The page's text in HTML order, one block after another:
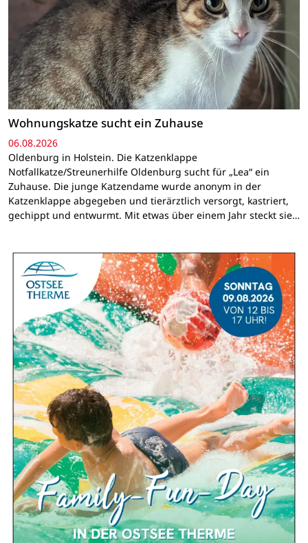
Wohnungskatze sucht ein Zuhause
06.08.2026
Oldenburg in Holstein. Die Katzenklappe
Notfallkatze/Streunerhilfe Oldenburg sucht für „Lea“ ein
Zuhause. Die junge Katzendame wurde anonym in der
Katzenklappe abgegeben und tierärztlich versorgt, kastriert,
gechippt und entwurmt. Mit etwas über einem Jahr steckt sie…